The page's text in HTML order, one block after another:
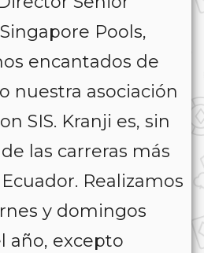
Pools,
encantados de
nuestra asociación
SIS. Kranji es, sin
las carreras más
Realizamos
y domingos
año, excepto